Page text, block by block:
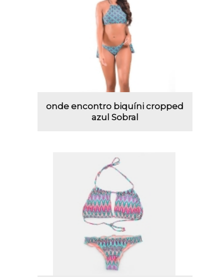
onde encontro biquíni cropped
azul Sobral